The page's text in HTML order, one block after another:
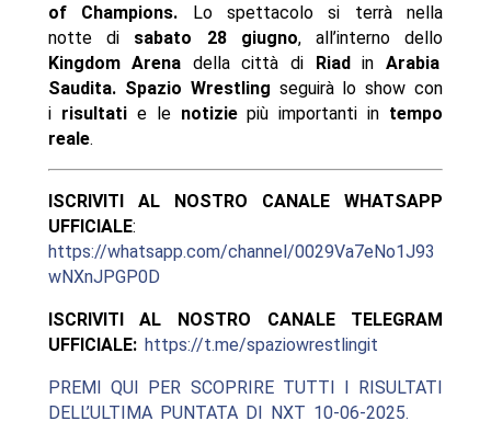
of Champions. Lo spettacolo si terrà nella
notte di sabato 28 giugno, all’interno dello
Kingdom Arena della città di Riad in Arabia
Saudita. Spazio Wrestling seguirà lo show con
i risultatie le notiziepiù importanti in tempo
reale.
ISCRIVITI AL NOSTRO CANALE WHATSAPP
UFFICIALE:
https://whatsapp.com/channel/0029Va7eNo1J93
wNXnJPGP0D
ISCRIVITI AL NOSTRO CANALE TELEGRAM
UFFICIALE: https://t.me/spaziowrestlingit
PREMI QUI PER SCOPRIRE TUTTI I RISULTATI
DELL’ULTIMA PUNTATA DI NXT 10-06-2025.